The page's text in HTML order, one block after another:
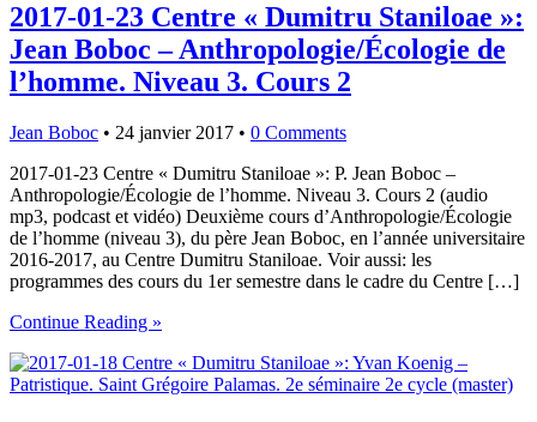
2017-01-23 Centre « Dumitru Staniloae »:
Jean Boboc – Anthropologie/Écologie de
l’homme. Niveau 3. Cours 2
Jean Boboc • 24 janvier 2017 • 0 Comments
2017-01-23 Centre « Dumitru Staniloae »: P. Jean Boboc –
Anthropologie/Écologie de l’homme. Niveau 3. Cours 2 (audio
mp3, podcast et vidéo) Deuxième cours d’Anthropologie/Écologie
de l’homme (niveau 3), du père Jean Boboc, en l’année universitaire
2016-2017, au Centre Dumitru Staniloae. Voir aussi: les
programmes des cours du 1er semestre dans le cadre du Centre […]
Continue Reading »